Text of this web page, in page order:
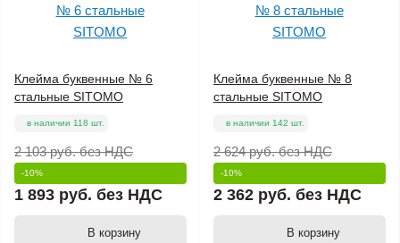
Клейма буквенные № 6
стальные SITOMO
в наличии 118 шт.
2 103 руб.без НДС
-10%
1 893 руб. без НДС
В корзину
Клейма буквенные № 8
стальные SITOMO
в наличии 142 шт.
2 624 руб.без НДС
-10%
2 362 руб. без НДС
В корзину